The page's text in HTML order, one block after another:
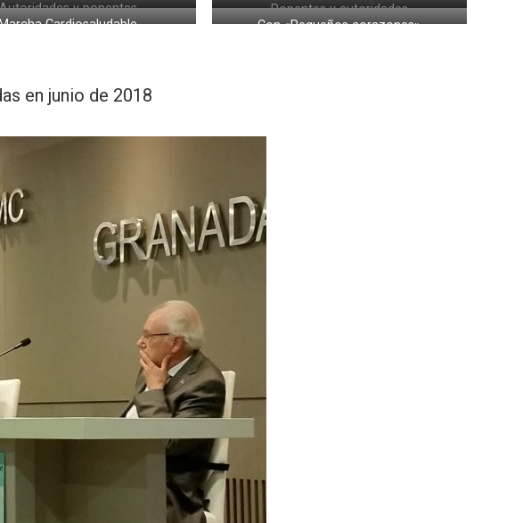
y ponentes
Ponentes y autoridades
Cardiosaludable
Con «Pequeños corazones»
en junio de 2018